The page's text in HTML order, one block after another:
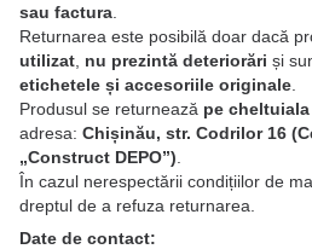
sau factura
Returnarea este posibilă doar dacă
utilizat nu prezintă deteriorări și
etichetele și accesoriile originale
Produsul se returnează pe
adresa: Chișinău, str. Codrilor 16
„Construct DEPO”)
În cazul nerespectării condițiilor de
dreptul de a refuza returnarea.
Date de contact: